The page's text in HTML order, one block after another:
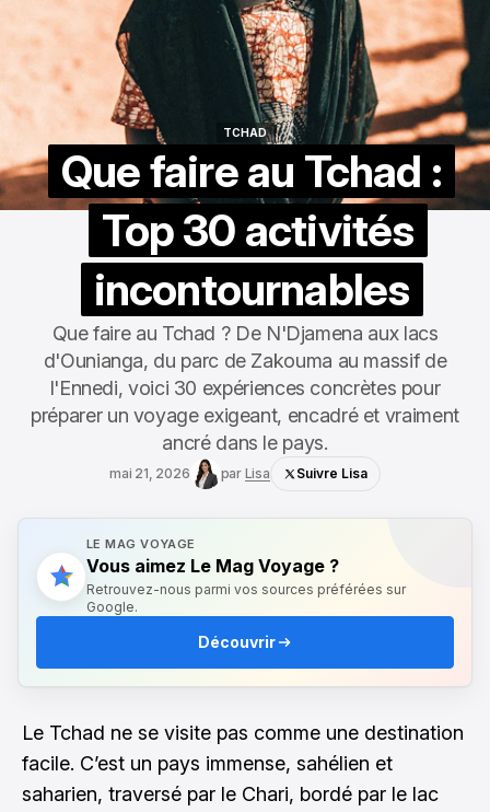
TCHAD
Que faire au Tchad :
Top 30 activités
incontournables
Que faire au Tchad ? De N'Djamena aux lacs
d'Ounianga, du parc de Zakouma au massif de
l'Ennedi, voici 30 expériences concrètes pour
préparer un voyage exigeant, encadré et vraiment
ancré dans le pays.
mai 21, 2026 par Lisa Suivre Lisa
LE MAG VOYAGE
Vous aimez Le Mag Voyage ?
Retrouvez-nous parmi vos sources préférées sur
Google.
Découvrir
Le Tchad ne se visite pas comme une destination
facile. C’est un pays immense, sahélien et
saharien, traversé par le Chari, bordé par le lac